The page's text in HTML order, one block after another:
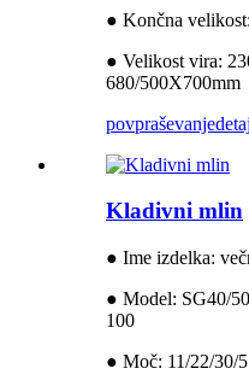
● Končna
● Velikost vira:
680/500X700mm
povpraševanje
Kladivni mlin
● Ime izdelka:
● Model: SG40/
100
● Moč: 11/22/30/